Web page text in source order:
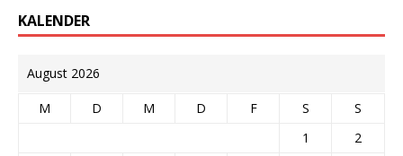
KALENDER
August 2026
M D M D F S
S
1
2